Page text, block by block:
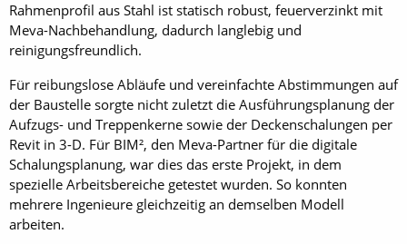
Rahmenprofil aus Stahl ist statisch robust, feuerverzinkt mit
Meva-Nachbehandlung, dadurch langlebig und
reinigungsfreundlich.
Für reibungslose Abläufe und vereinfachte Abstimmungen auf
der Baustelle sorgte nicht zuletzt die Ausführungsplanung der
Aufzugs- und Treppenkerne sowie der Deckenschalungen per
Revit in 3-D. Für BIM², den Meva-Partner für die digitale
Schalungsplanung, war dies das erste Projekt, in dem
spezielle Arbeitsbereiche getestet wurden. So konnten
mehrere Ingenieure gleichzeitig an demselben Modell
arbeiten.